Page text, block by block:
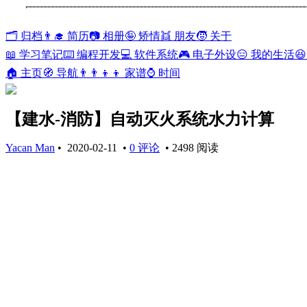
🗂️ 归档 👨‍🎓 简历📷 相册🤪 矫情👯 朋友🧒 关于
📖 学习笔记⌨️ 编程开发💻 软件系统🎮 电子外设😑 我的生活
🏠 主页🧭 导航 👨‍👨‍👦‍👦 家谱⌚ 时间
【建水-消防】自动灭火系统水力计算
Yacan Man • 2020-02-11 • 0 评论 • 2498 阅读